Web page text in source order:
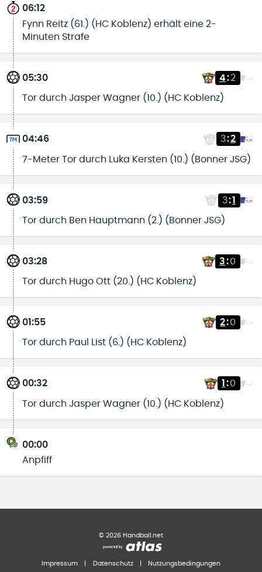
06:12
Fynn Reitz (61.) (HC Koblenz) erhält eine 2-
Minuten Strafe
05:30 4:2
Tor durch Jasper Wagner (10.) (HC Koblenz)
04:46 3:2
7-Meter Tor durch Luka Kersten (10.) (Bonner JSG)
03:59 3:1
Tor durch Ben Hauptmann (2.) (Bonner JSG)
03:28 3:0
Tor durch Hugo Ott (20.) (HC Koblenz)
01:55 2:0
Tor durch Paul List (6.) (HC Koblenz)
00:32 1 :0
Tor durch Jasper Wagner (10.) (HC Koblenz)
00:00
Anpfiff
© 2026 Handball.net
Impressum Datenschutz Nutzungsbedingungen